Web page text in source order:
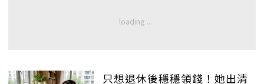
只想退休後穩穩領錢！她出清